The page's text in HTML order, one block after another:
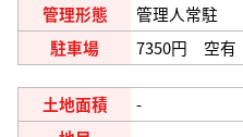
管理形態
管理人常駐
駐車場
7350円 空有
土地面積 -